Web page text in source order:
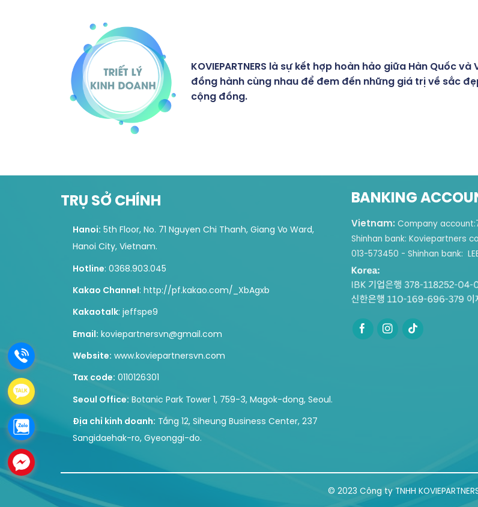
KOVIEPARTNERS là sự kết hợp hoàn hảo giữa Hàn Quốc
đồng hành cùng nhau để đem đến những giá trị về sắc
cộng đồng.
TRỤ SỞ CHÍNH
Hanoi: 5th Floor, No. 71 Nguyen Chi Thanh, Giang Vo Ward,
Hanoi City, Vietnam.
Hotline: 0368.903.045
Kakao Channel : http://pf.kakao.com/_XbAgxb
Kakaotalk: jeffspe9
Email: koviepartnersvn@gmail.com
Website: www.koviepartnersvn.com
Tax code: 0110126301
Seoul Office: Botanic Park Tower 1, 759-3, Magok-dong, Seoul.
Địa chỉ kinh doanh: Tầng 12, Siheung Business Center, 237
Sangidaehak-ro, Gyeonggi-do.
BANKING
Vietnam: Company account:
Shinhan bank: Koviepartners
013-573450 - Shinhan bank: LEE
© 2023 Công ty TNHH
.
.
.
.